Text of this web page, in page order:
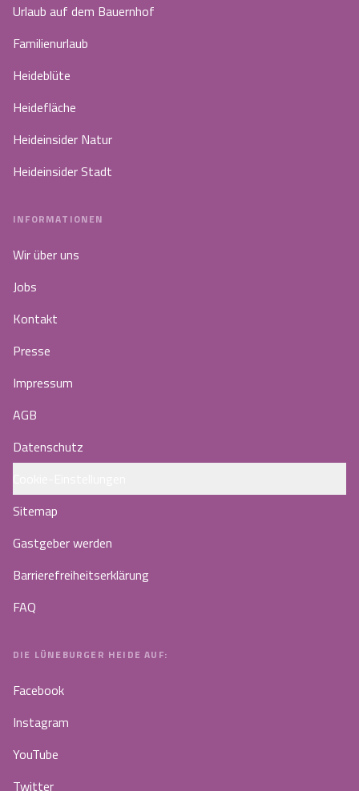
Urlaub auf dem Bauernhof
Familienurlaub
Heideblüte
Heidefläche
Heideinsider Natur
Heideinsider Stadt
INFORMATIONEN
Wir über uns
Jobs
Kontakt
Presse
Impressum
AGB
Datenschutz
Sitemap
Gastgeber werden
Barrierefreiheitserklärung
FAQ
DIE LÜNEBURGER HEIDE AUF:
Facebook
Instagram
YouTube
Twitter